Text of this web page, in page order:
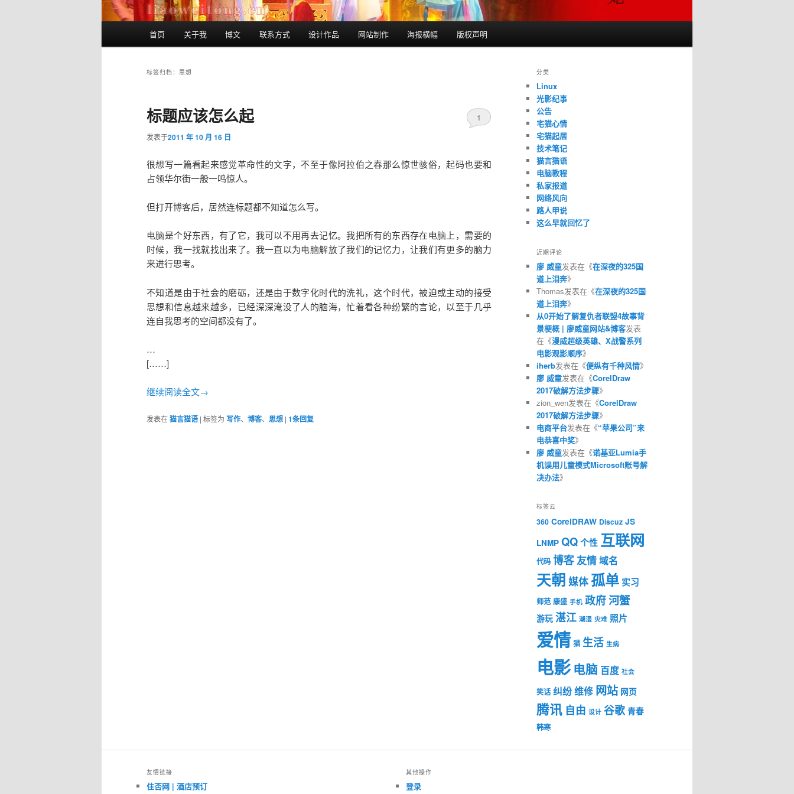
跳
内
区
域
跳
内
区
域
首页 关于我 博文 联系方式 设计作品 网站制作 海报横幅 版权声明
标签归档： 思想
标题应该怎么起
发表于2011 年 10 月 16 日
1
很想写一篇看起来感觉革命性的文字，不至于像阿拉伯之春那么惊世骇俗，起码也要和
占领华尔街一般一鸣惊人。
但打开博客后，居然连标题都不知道怎么写。
电脑是个好东西，有了它，我可以不用再去记忆。我把所有的东西存在电脑上，需要的
时候，我一找就找出来了。我一直以为电脑解放了我们的记忆力，让我们有更多的脑力
来进行思考。
不知道是由于社会的磨砺，还是由于数字化时代的洗礼，这个时代，被迫或主动的接受
思想和信息越来越多，已经深深淹没了人的脑海，忙着看各种纷繁的言论，以至于几乎
连自我思考的空间都没有了。
…
[……]
继续阅读全文→
发表在猫言猫语 | 标签为 写作、 博客、 思想 | 1条回复
分类
Linux
光影纪事
公告
宅猫心情
宅猫起居
技术笔记
猫言猫语
电脑教程
私家报道
网络风向
路人甲说
这么早就回忆了
近期评论
廖 威童发表在《在深夜的325国
道上泪奔》
Thomas发表在《在深夜的325国
道上泪奔》
从0开始了解复仇者联盟4故事背
景梗概 | 廖威童网站&博客发表
在《漫威超级英雄、X战警系列
电影观影顺序》
iherb发表在《便纵有千种风情》
廖 威童发表在《CorelDraw
2017破解方法步骤》
zion_wen发表在《CorelDraw
2017破解方法步骤》
电商平台发表在《“苹果公司”来
电恭喜中奖》
廖 威童发表在《诺基亚Lumia手
机误用儿童模式Microsoft账号解
决办法》
标签云
360 CorelDRAW Discuz JS
LNMP QQ个性 互联网
代码 博客友情域名
天朝 媒体 孤单 实习
师范 康盛 手机 政府河蟹
游玩 湛江 潮湿 灾难 照片
爱情 猫 生活 生病
电影 电脑 百度 社会
笑话 纠纷维修 网站 网页
腾讯 自由 设计 谷歌 青春
韩寒
友情链接
住否网 | 酒店预订
其他操作
登录